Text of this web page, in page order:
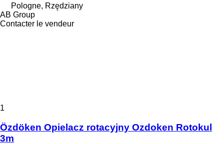
Pologne, Rzędziany
AB Group
Contacter le vendeur
1
Özdöken Opielacz rotacyjny Ozdoken Rotokul
3m